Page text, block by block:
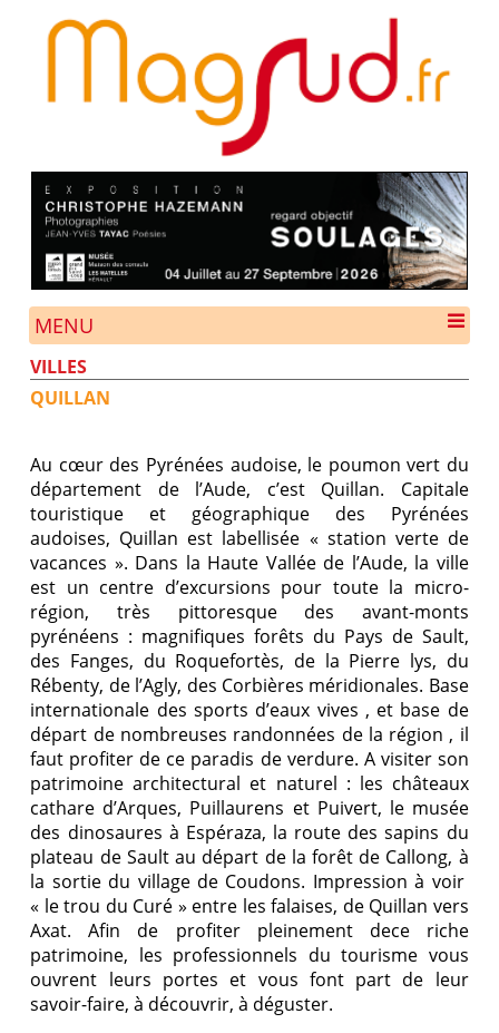
MENU
VILLES
QUILLAN
Au cœur des Pyrénées audoise, le poumon vert du
département de l’Aude, c’est Quillan. Capitale
touristique et géographique des Pyrénées
audoises, Quillan est labellisée « station verte de
vacances ». Dans la Haute Vallée de l’Aude, la ville
est un centre d’excursions pour toute la micro-
région, très pittoresque des avant-monts
pyrénéens : magnifiques forêts du Pays de Sault,
des Fanges, du Roquefortès, de la Pierre lys, du
Rébenty, de l’Agly, des Corbières méridionales. Base
internationale des sports d’eaux vives , et base de
départ de nombreuses randonnées de la région , il
faut profiter de ce paradis de verdure. A visiter son
patrimoine architectural et naturel : les châteaux
cathare d’Arques, Puillaurens et Puivert, le musée
des dinosaures à Espéraza, la route des sapins du
plateau de Sault au départ de la forêt de Callong, à
la sortie du village de Coudons. Impression à voir
« le trou du Curé » entre les falaises, de Quillan vers
Axat. Afin de profiter pleinement dece riche
patrimoine, les professionnels du tourisme vous
ouvrent leurs portes et vous font part de leur
savoir-faire, à découvrir, à déguster.